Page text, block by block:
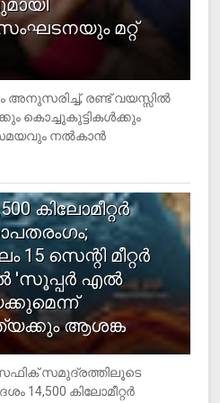
മറ്റ്
രണ്ട് വയസ്സില്‍
കൊച്ചുകുട്ടികള്‍ക്കും
നല്‍കാന്‍
കിലോമീറ്റര്‍
സെന്റി മീറ്റര്‍
ല്‍ 'സൂപ്പര്‍ എല്‍
ആശങ്ക
സമുദ്രത്തിലൂടെ
14,500 കിലോമീറ്റര്‍